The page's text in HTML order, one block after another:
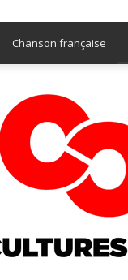
Chanson française